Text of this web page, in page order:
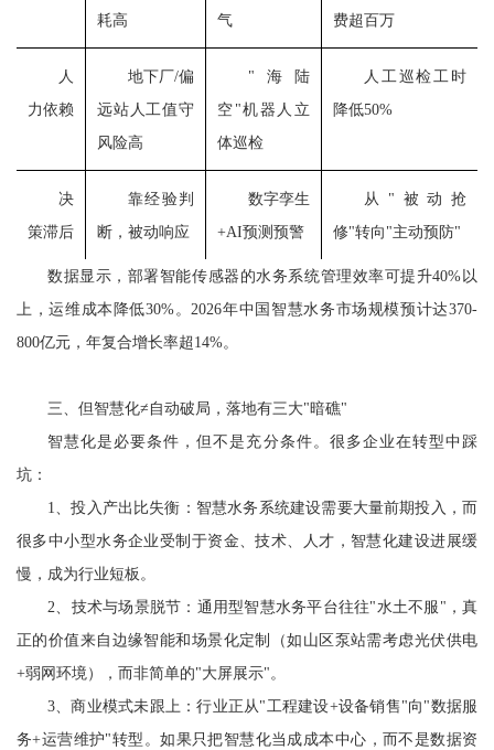
耗高
气
费超百万
人
力依赖
地下厂/偏
远站人工值守
风险高
"海陆
空"机器人立
体巡检
人工巡检工时
降低50%
决
策滞后
靠经验判
断，被动响应
数字孪生
+AI预测预警
从"被动抢
修"转向"主动预防"
数据显示，部署智能传感器的水务系统管理效率可提升40%以
上，运维成本降低30%。2026年中国智慧水务市场规模预计达370-
800亿元，年复合增长率超14%。
三、但智慧化≠自动破局，落地有三大"暗礁"
智慧化是必要条件，但不是充分条件。很多企业在转型中踩
坑：
1、投入产出比失衡：智慧水务系统建设需要大量前期投入，而
很多中小型水务企业受制于资金、技术、人才，智慧化建设进展缓
慢，成为行业短板。
2、技术与场景脱节：通用型智慧水务平台往往"水土不服"，真
正的价值来自边缘智能和场景化定制（如山区泵站需考虑光伏供电
+弱网环境），而非简单的"大屏展示"。
3、商业模式未跟上：行业正从"工程建设+设备销售"向"数据服
务+运营维护"转型。如果只把智慧化当成成本中心，而不是数据资